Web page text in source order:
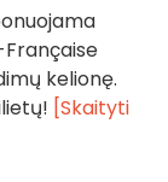
kelionę.
[Skaityti